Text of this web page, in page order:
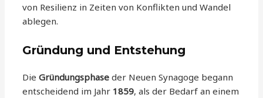
von Resilienz in Zeiten von Konflikten und Wandel
ablegen.
Gründung und Entstehung
DieGründungsphase der Neuen Synagoge begann
entscheidend im Jahr 1859, als der Bedarf an einem